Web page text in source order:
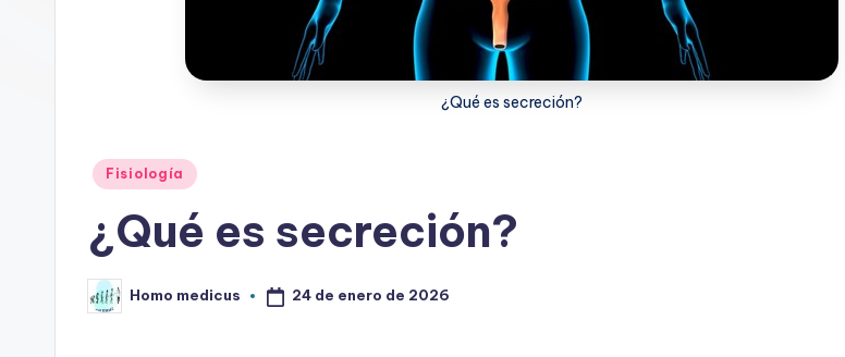
¿Qué es secreción?
Publicado
Fisiología
¿Qué es secreción?
Publicado
por
Homo medicus 24 de enero de 2026